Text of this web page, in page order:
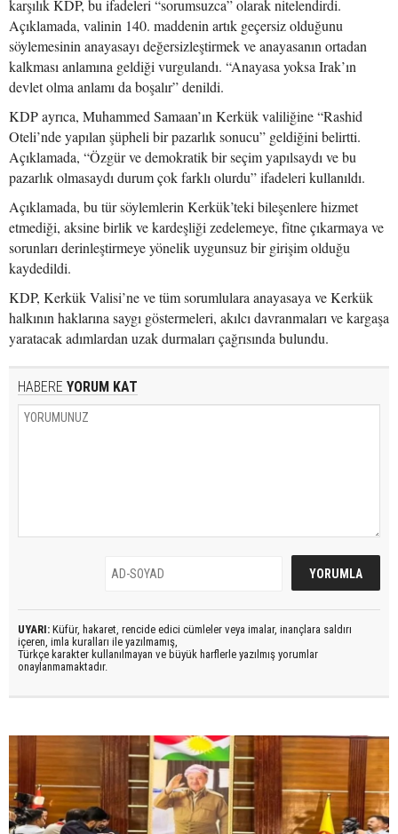
karşılık KDP, bu ifadeleri “sorumsuzca” olarak nitelendirdi.
Açıklamada, valinin 140. maddenin artık geçersiz olduğunu
söylemesinin anayasayı değersizleştirmek ve anayasanın ortadan
kalkması anlamına geldiği vurgulandı. “Anayasa yoksa Irak’ın
devlet olma anlamı da boşalır” denildi.
KDP ayrıca, Muhammed Samaan’ın Kerkük valiliğine “Rashid
Oteli’nde yapılan şüpheli bir pazarlık sonucu” geldiğini belirtti.
Açıklamada, “Özgür ve demokratik bir seçim yapılsaydı ve bu
pazarlık olmasaydı durum çok farklı olurdu” ifadeleri kullanıldı.
Açıklamada, bu tür söylemlerin Kerkük’teki bileşenlere hizmet
etmediği, aksine birlik ve kardeşliği zedelemeye, fitne çıkarmaya ve
sorunları derinleştirmeye yönelik uygunsuz bir girişim olduğu
kaydedildi.
KDP, Kerkük Valisi’ne ve tüm sorumlulara anayasaya ve Kerkük
halkının haklarına saygı göstermeleri, akılcı davranmaları ve kargaşa
yaratacak adımlardan uzak durmaları çağrısında bulundu.
HABERE YORUM KAT
UYARI: Küfür, hakaret, rencide edici cümleler veya imalar, inançlara saldırı
içeren, imla kuralları ile yazılmamış,
Türkçe karakter kullanılmayan ve büyük harflerle yazılmış yorumlar
onaylanmamaktadır.